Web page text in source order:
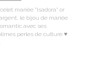
mariée "Isadora" or
le bijou de mariée
avec ses
perles de culture ♥